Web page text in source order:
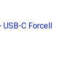
USB-C Forcell